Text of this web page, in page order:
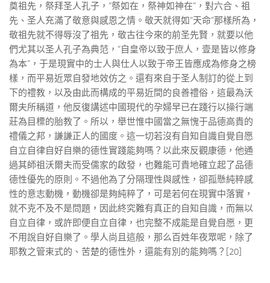
奠祖先，祭拜圣人孔子，“祭如在，祭神如神在”，對六合、祖
先、圣人充滿了敬意與感恩之情。敬天就得如“天命”那樣所為，
敬祖先就不得辱沒了祖先，敬古往今來的前圣先賢，就要以他
們尤其以圣人孔子為典范，“自皇帝以致于庶人，壹是皆以修身
為本”，于是現實中的士人與仕人以致于帝王皆應成為修身之榜
樣，而平易近眾自發地效仿之。還有來自于圣人制訂的從上到
下的禮教，以及由此而構成的平易近間的良善禮俗，這最為沃
爾夫所稱道，他反復講述中國現代的孕婦早已在踐行以操行端
莊為目標的胎教了。所以，舉世惟中國當之無愧于品德高貴的
禮儀之邦，謙謙正人的國度。這一切若沒有自知自識自覺自愿
自立自律自好自樂的德性實踐能夠嗎？以此來反觀康德，他通
過其師祖沃爾夫而受儒家的啟發，也難能可貴地確立起了品德
德性優先的原則。不過他為了分隔理性與感性，卻孤懸純粹感
性的意志動機，動機卻是夠純粹了，可是若何在現實中落實，
就不克不及不是問題，因此終究難有真正的自知自識，而無以
自立自律，或許即便自立自律，也完整不成能是自覺自愿，更
不用說自好自樂了。學人尚且這般，那么百姓年夜眾呢，除了
耶教之管束式的、苦楚的德性外，還能有別的能夠嗎？[20]